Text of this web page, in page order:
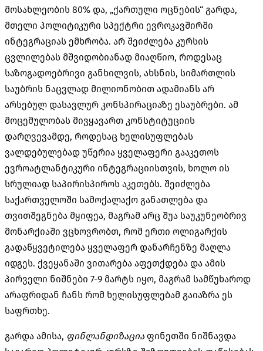
მოსახლეობის 80% და, „ქართული ოცნების“ გარდა,
მთელი პოლიტიკური სპექტრი ევროკავშირში
ინტეგრაციას ემხრობა. არ შეიძლება კურსის
ცვლილებას მშვიდობიანად მიაღწიო, როდესაც
საზოგადოებრივი განხილვის, ახსნის, სიმართლის
საუბრის ნაცვლად მილიონობით ადამიანს არ
არსებულ დასავლურ კონსპირაციაზე ესაუბრები. ამ
მოცემულობას მივყავართ კონსტიტუციის
დარღვევამდე, როდესაც ხელისუფლებას
ვალდებულებად უწერია ყველაფერი გააკეთოს
ევროატლანტიკური ინტეგრაციისთვის, ხოლო ის
სრულიად საპირისპიროს აკეთებს. შეიძლება
საქართველოში სამოქალაქო განათლება და
თვითშეგნება მყიფეა, მაგრამ არც შუა საუკუნეობრივ
მონარქიაში ვცხოვრობთ, რომ ერთი ოლიგარქის
გადაწყვეტილება ყველაფერ დანარჩენზე მაღლა
იდგეს. ქვეყანაში ვითარება აფეთქდება და ამის
პირველი ნიშნები 7-9 მარტს იყო, მაგრამ სამწუხაროდ
არაფრიდან ჩანს რომ ხელისუფლებამ გაიაზრა ეს
საფრთხე.
გარდა ამისა, ფინლანდიზაცია ფინეთში ნიშნავდა